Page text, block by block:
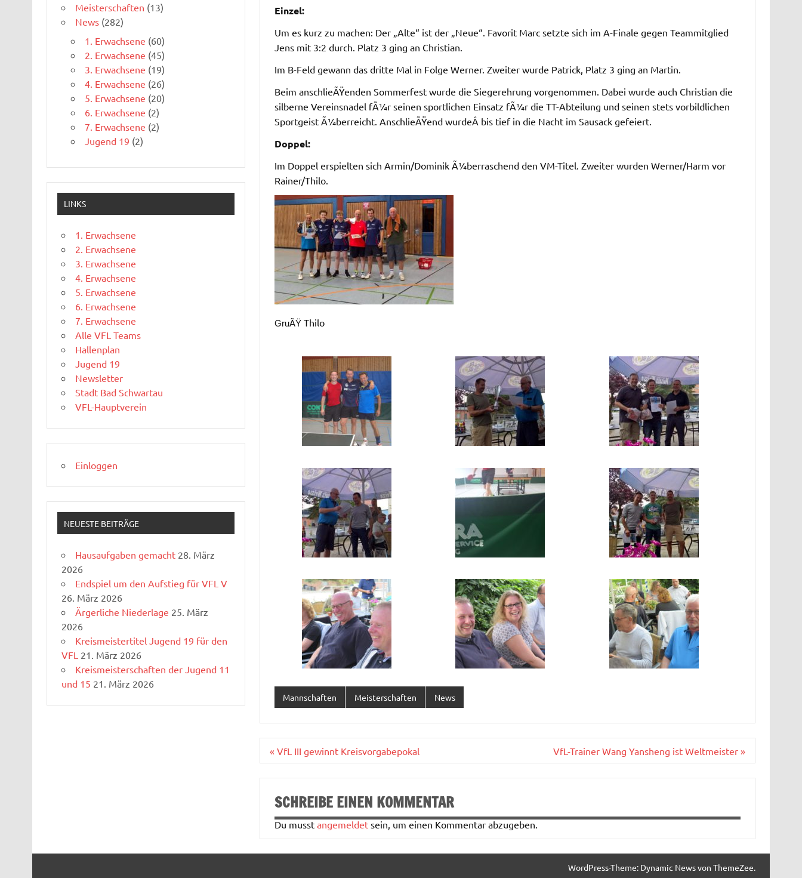
Einzel:
Um es kurz zu machen: Der „Alte“ ist der „Neue“. Favorit Marc setzte sich im A-Finale gegen Teammitglied
Jens mit 3:2 durch. Platz 3 ging an Christian.
Im B-Feld gewann das dritte Mal in Folge Werner. Zweiter wurde Patrick, Platz 3 ging an Martin.
Beim anschlieÃŸenden Sommerfest wurde die Siegerehrung vorgenommen. Dabei wurde auch Christian die
silberne Vereinsnadel fÃ¼r seinen sportlichen Einsatz fÃ¼r die TT-Abteilung und seinen stets vorbildlichen
Sportgeist Ã¼berreicht. AnschlieÃŸend wurdeÂ bis tief in die Nacht im Sausack gefeiert.
Doppel:
Im Doppel erspielten sich Armin/Dominik Ã¼berraschend den VM-Titel. Zweiter wurden Werner/Harm vor
Rainer/Thilo.
GruÃŸThilo
Mannschaften Meisterschaften News
Beitragsnavigation
« VfL III gewinnt Kreisvorgabepokal VfL-Trainer Wang Yansheng ist Weltmeister »
SCHREIBE EINEN KOMMENTAR
Du musst angemeldetsein, um einen Kommentar abzugeben.
Meisterschaften (13)
News(282)
1. Erwachsene (60)
2. Erwachsene (45)
3. Erwachsene (19)
4. Erwachsene (26)
5. Erwachsene (20)
6. Erwachsene (2)
7. Erwachsene (2)
Jugend 19 (2)
LINKS
1. Erwachsene
2. Erwachsene
3. Erwachsene
4. Erwachsene
5. Erwachsene
6. Erwachsene
7. Erwachsene
Alle VFL Teams
Hallenplan
Jugend 19
Newsletter
Stadt Bad Schwartau
VFL-Hauptverein
Einloggen
NEUESTE BEITRÄGE
Hausaufgaben gemacht 28. März
2026
Endspiel um den Aufstieg für VFL V
26. März 2026
Ärgerliche Niederlage 25. März
2026
Kreismeistertitel Jugend 19 für den
VFL 21. März 2026
Kreismeisterschaften der Jugend 11
und 15 21. März 2026
WordPress-Theme: Dynamic News von ThemeZee.